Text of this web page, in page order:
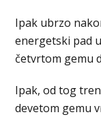
Ipak ubrzo
energetski pad
četvrtom gemu
Ipak, od tog
devetom gemu